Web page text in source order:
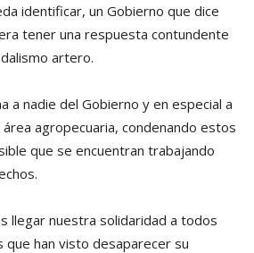
identificar, un Gobierno que dice
tener una respuesta contundente
artero.
a nadie del Gobierno y en especial a
agropecuaria, condenando estos
que se encuentran trabajando
llegar nuestra solidaridad a todos
han visto desaparecer su